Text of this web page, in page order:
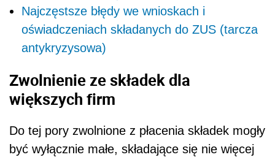
Najczęstsze błędy we wnioskach i
oświadczeniach składanych do ZUS (tarcza
antykryzysowa)
Zwolnienie ze składek dla
większych firm
Do tej pory zwolnione z płacenia składek mogły
być wyłącznie małe, składające się nie więcej